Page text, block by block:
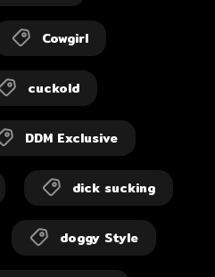
Cowgirl
cuckold
DDM Exclusive
dick sucking
doggy Style